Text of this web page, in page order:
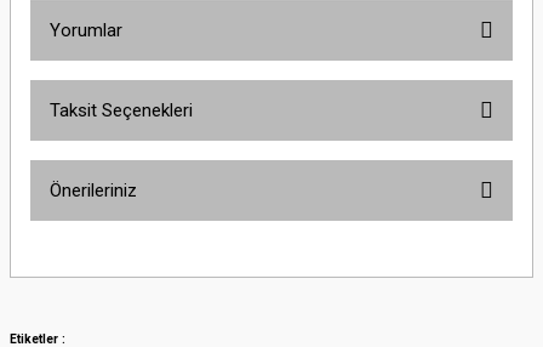
Yorumlar
Taksit Seçenekleri
Önerileriniz
yetersiz gördüğünüz noktaları öneri formunu kullanarak tarafımıza
Etiketler :